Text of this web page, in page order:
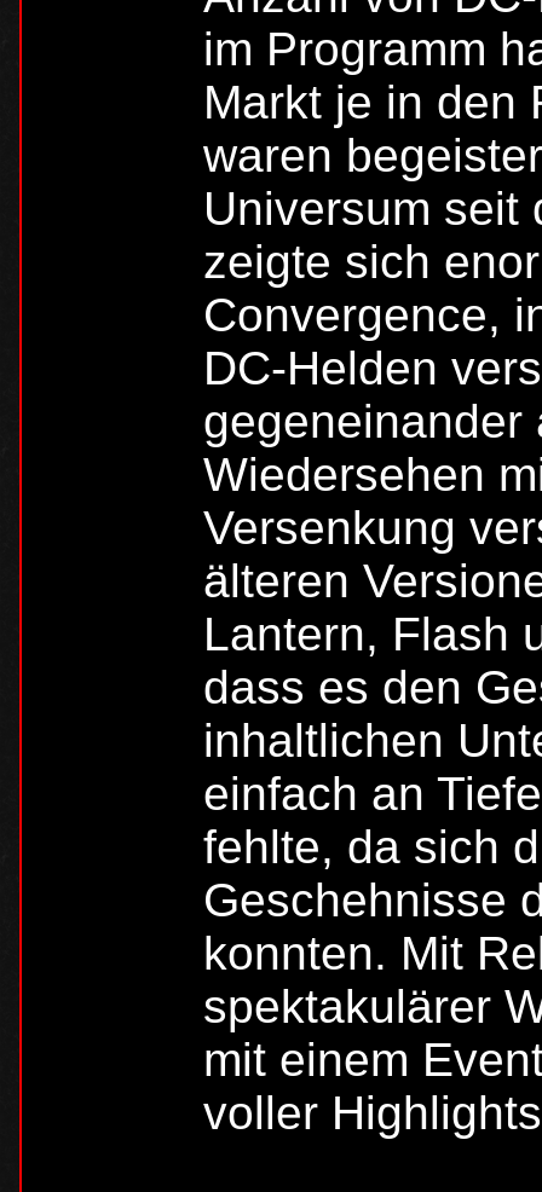
im Programm
Markt je in den
waren
Universum seit
zeigte sich
Convergence,
DC-Helden
gegeneinander
Wiedersehen
Versenkung
älteren
Lantern, Flash
dass es den
inhaltlichen
einfach an
fehlte, da sich
Geschehnisse
konnten. Mit
spektakulärer
mit einem
voller